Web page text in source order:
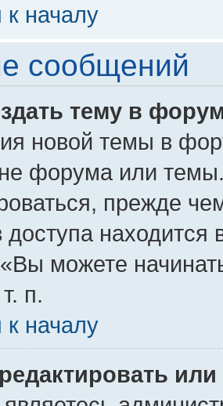
к началу
сообщений
тему в
новой темы в
форума или
прежде
можете
п.
к началу